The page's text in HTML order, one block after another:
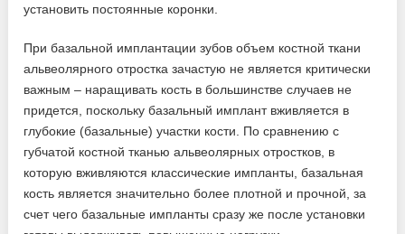
установить постоянные коронки.
При базальной имплантации зубов объем костной ткани
альвеолярного отростка зачастую не является критически
важным – наращивать кость в большинстве случаев не
придется, поскольку базальный имплант вживляется в
глубокие (базальные) участки кости. По сравнению с
губчатой костной тканью альвеолярных отростков, в
которую вживляются классические импланты, базальная
кость является значительно более плотной и прочной, за
счет чего базальные импланты сразу же после установки